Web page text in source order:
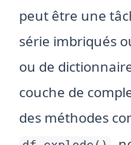
peut être une
série imbriqués
ou de
couche de
des méthodes